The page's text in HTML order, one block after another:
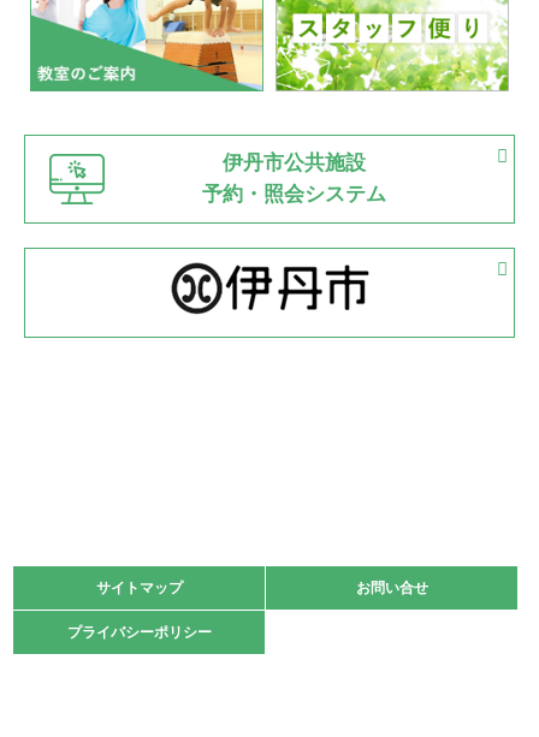
2022.07.03
市内総合体育大会が開始
緑ケ丘体育館 猪名川運動広場
古池運動広場
2022.06.12
県知事杯争奪バレーボール大会が開催
緑ケ丘体育館
2022.05.05
体育協会長杯 バドミントン競技の部
2022.05.22
緑ケ丘体育館
2021.10.23
卓球選手権大会ラージボールの部開催☆
伊丹市公共施設
予約・照会システム
サイトマップ お問い合せ
プライバシーポリシー
サイトマップ お問い合せ
プライバシーポリシー